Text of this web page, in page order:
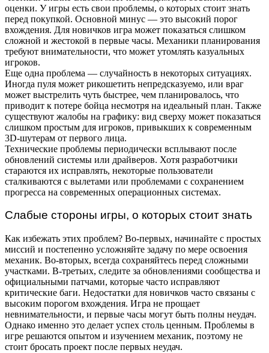
оценки. У игры есть свои проблемы, о которых стоит знать
перед покупкой. Основной минус — это высокий порог
вхождения. Для новичков игра может показаться слишком
сложной и жестокой в первые часы. Механики планирования
требуют внимательности, что может утомлять казуальных
игроков.
Еще одна проблема — случайность в некоторых ситуациях.
Иногда пуля может рикошетить непредсказуемо, или враг
может выстрелить чуть быстрее, чем планировалось, что
приводит к потере бойца несмотря на идеальный план. Также
существуют жалобы на графику: вид сверху может показаться
слишком простым для игроков, привыкших к современным
3D-шутерам от первого лица.
Технические проблемы периодически всплывают после
обновлений системы или драйверов. Хотя разработчики
стараются их исправлять, некоторые пользователи
сталкиваются с вылетами или проблемами с сохранением
прогресса на современных операционных системах.
Слабые стороны игры, о которых стоит знать
Как избежать этих проблем? Во-первых, начинайте с простых
миссий и постепенно усложняйте задачу по мере освоения
механик. Во-вторых, всегда сохраняйтесь перед сложными
участками. В-третьих, следите за обновлениями сообщества и
официальными патчами, которые часто исправляют
критические баги. Недостатки для новичков часто связаны с
высоким порогом вхождения. Игра не прощает
невнимательности, и первые часы могут быть полны неудач.
Однако именно это делает успех столь ценным. Проблемы в
игре решаются опытом и изучением механик, поэтому не
стоит бросать проект после первых неудач.